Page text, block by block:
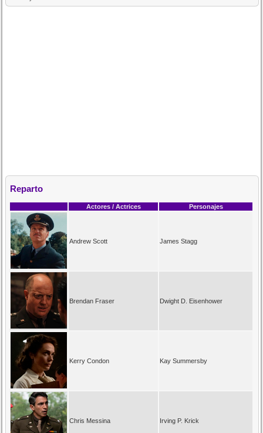
Reparto
Actores / Actrices Personajes
Andrew Scott James Stagg
Brendan Fraser Dwight D. Eisenhower
Kerry Condon Kay Summersby
Chris Messina Irving P. Krick